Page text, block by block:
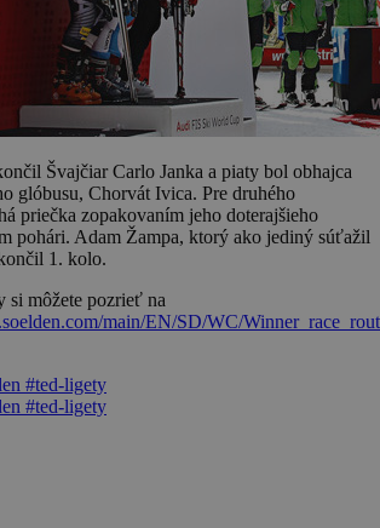
Švajčiar Carlo Janka a piaty bol obhajca
glóbusu, Chorvát Ivica. Pre druhého
priečka zopakovaním jeho doterajšieho
pohári. Adam Žampa, ktorý ako jediný súťažil
1. kolo.
si môžete pozrieť na
main/EN/SD/WC/
#ted-ligety
#ted-ligety